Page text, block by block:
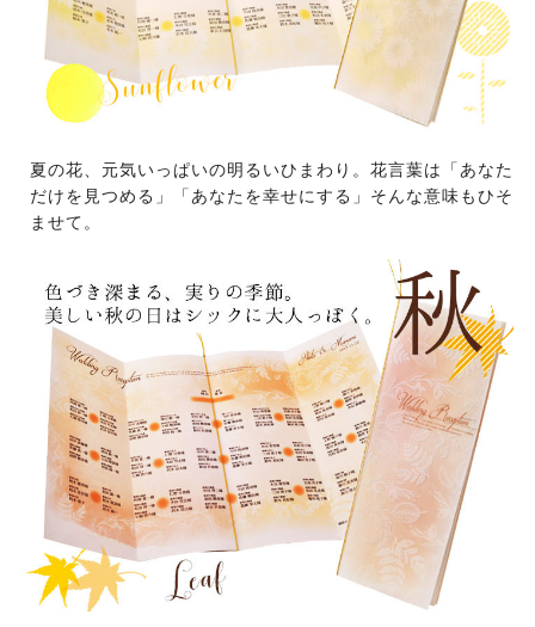
夏の花、元気いっぱいの明るいひまわり。花言葉は「あなた
だけを見つめる」「あなたを幸せにする」そんな意味もひそ
ませて。